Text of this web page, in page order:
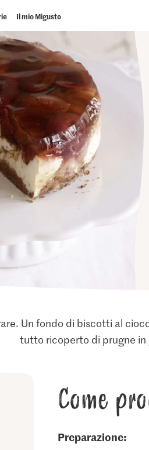
Il mio Migusto
Un fondo di biscotti al
tutto ricoperto di prugne in
Come
Preparazione: